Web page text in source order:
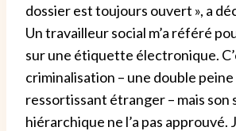
dossier est toujours ouvert », a
Un travailleur social m’a référé
sur une étiquette électronique.
criminalisation – une double
ressortissant étranger – mais son
hiérarchique ne l’a pas approuvé.